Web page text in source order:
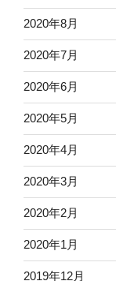
2020年8月
2020年7月
2020年6月
2020年5月
2020年4月
2020年3月
2020年2月
2020年1月
2019年12月